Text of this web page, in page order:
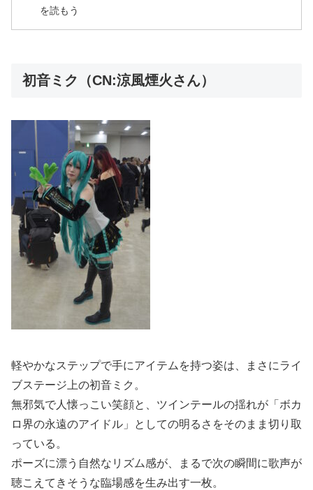
を読もう
初音ミク（CN:涼風煙火さん）
軽やかなステップで手にアイテムを持つ姿は、まさにライ
ブステージ上の初音ミク。
無邪気で人懐っこい笑顔と、ツインテールの揺れが「ボカ
ロ界の永遠のアイドル」としての明るさをそのまま切り取
っている。
ポーズに漂う自然なリズム感が、まるで次の瞬間に歌声が
聴こえてきそうな臨場感を生み出す一枚。